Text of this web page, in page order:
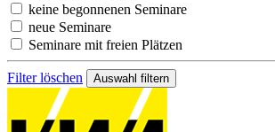
keine begonnenen Seminare
neue Seminare
Seminare mit freien Plätzen
Filter löschen